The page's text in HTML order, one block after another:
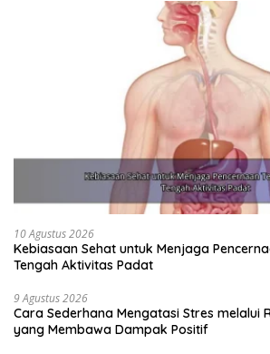
10 Agustus 2026
Kebiasaan Sehat untuk Menjaga
Tengah Aktivitas Padat
9 Agustus 2026
Cara Sederhana Mengatasi Stres melalui
yang Membawa Dampak Positif